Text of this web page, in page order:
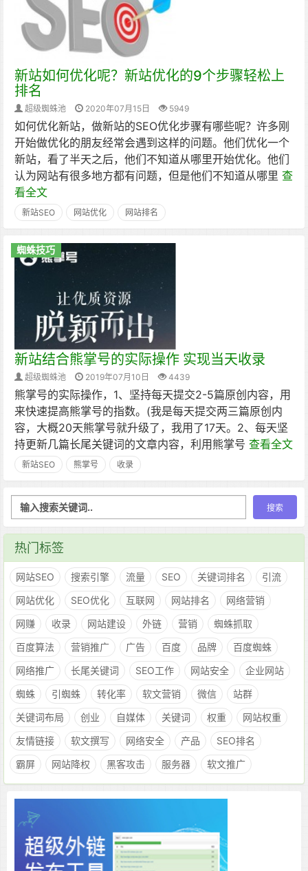
新站如何优化呢？新站优化的9个步骤轻松上
排名
超级蜘蛛池 2020年07月15日 5949
如何优化新站，做新站的SEO优化步骤有哪些呢？许多刚
开始做优化的朋友经常会遇到这样的问题。他们优化一个
新站，看了半天之后，他们不知道从哪里开始优化。他们
认为网站有很多地方都有问题，但是他们不知道从哪里 查
看全文
新站SEO 网站优化 网站排名
蜘蛛技巧
新站结合熊掌号的实际操作 实现当天收录
超级蜘蛛池 2019年07月10日 4439
熊掌号的实际操作，1、坚持每天提交2-5篇原创内容，用
来快速提高熊掌号的指数。(我是每天提交两三篇原创内
容，大概20天熊掌号就升级了，我用了17天。2、每天坚
持更新几篇长尾关键词的文章内容，利用熊掌号 查看全文
新站SEO 熊掌号 收录
热门标签
网站SEO 搜索引擎 流量 SEO 关键词排名
引流
网站优化
SEO优化 互联网 网站排名
网络营销
网赚
收录 网站建设 外链 营销
蜘蛛抓取
百度算法
营销推广 广告 百度 品牌
百度蜘蛛
网络推广
长尾关键词 SEO工作 网站安全
企业网站
蜘蛛
引蜘蛛 转化率 软文营销 微信
站群
关键词布局
创业 自媒体 关键词 权重
网站权重
友情链接
软文撰写 网络安全 产品
SEO排名
霸屏
网站降权 黑客攻击 服务器 软文推广